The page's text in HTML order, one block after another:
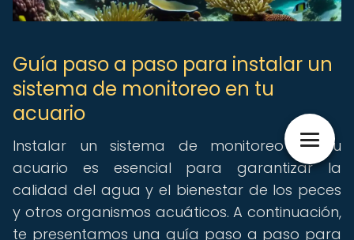
Guía paso a paso para instalar un
sistema de monitoreo en tu
acuario
Instalar un sistema de monitoreo en tu
acuario es esencial para garantizar la
calidad del agua y el bienestar de los peces
y otros organismos acuáticos. A continuación,
te presentamos una guía paso a paso para